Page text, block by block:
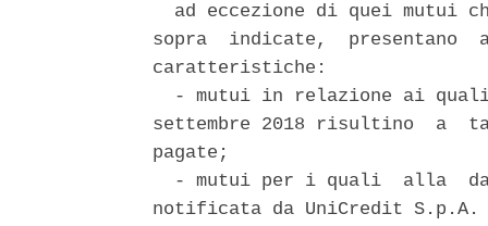
ad eccezione di quei mutui
sopra  indicate,
caratteristiche:
- mutui in relazione ai
settembre 2018 risultino  a
pagate;
- mutui per i quali  alla
notificata da UniCredit